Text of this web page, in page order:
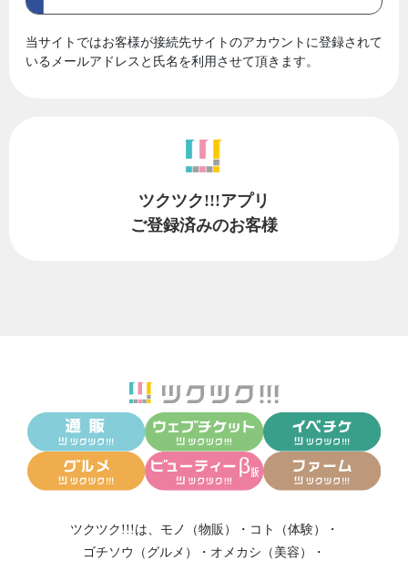
当サイトではお客様が接続先サイトのアカウントに登録されて
いるメールアドレスと氏名を利用させて頂きます。
ツクツク!!!アプリ
ご登録済みのお客様
ツクツク!!!は、 モノ（物販） ・ コト（体験）
・
ゴチソウ（グルメ）
・ オメカシ（美容）
・